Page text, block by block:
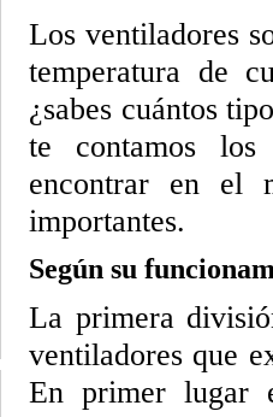
Los ventiladores
temperatura de
¿sabes cuántos
te contamos los
encontrar en el
importantes.
Según su
La primera
ventiladores que
En primer lugar